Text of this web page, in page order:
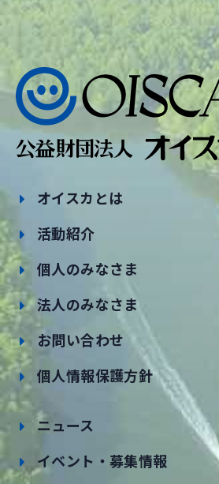
オイスカとは
活動紹介
個人のみなさま
法人のみなさま
お問い合わせ
個人情報保護方針
ニュース
イベント・募集情報